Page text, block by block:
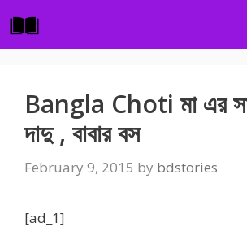
to
content
Bangla Choti মা এর
দাদু , বাবার বস
February 9, 2015 by bdstories
[ad_1]